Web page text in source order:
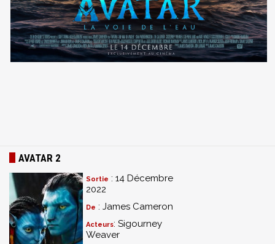
AVATAR 2
Sortie : 14 Décembre
2022
De : James Cameron
Acteurs: Sigourney
Weaver